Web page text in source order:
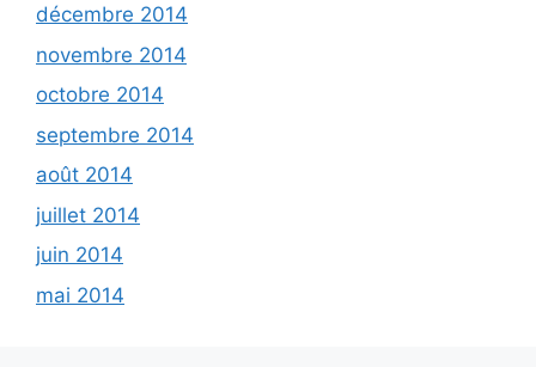
décembre 2014
novembre 2014
octobre 2014
septembre 2014
août 2014
juillet 2014
juin 2014
mai 2014